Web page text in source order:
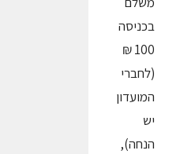
בכניסה
100 ₪
(לחברי
המועדון
יש
הנחה),